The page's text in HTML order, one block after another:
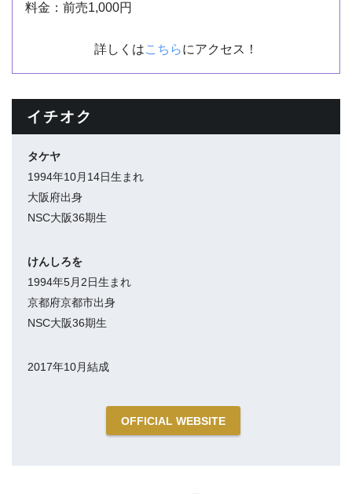
料金：前売1,000円
詳しくはこちらにアクセス！
イチオク
タケヤ
1994年10月14日生まれ
大阪府出身
NSC大阪36期生
けんしろを
1994年5月2日生まれ
京都府京都市出身
NSC大阪36期生
2017年10月結成
OFFICIAL WEBSITE